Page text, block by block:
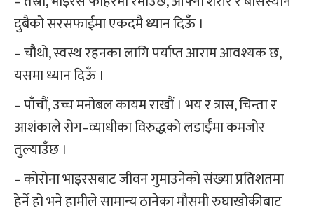
दुबैको सरसफाईमा एकदमै ध्यान दिऊँ ।
– चौथो, स्वस्थ रहनका लागि पर्याप्त आराम आवश्यक छ,
यसमा ध्यान दिऊँ ।
– पाँचौं, उच्च मनोबल कायम राखौं । भय र त्रास, चिन्ता र
आशंकाले रोग–व्याधीका विरुद्धको लडाईँमा कमजोर
तुल्याउँछ ।
– कोरोना भाइरसबाट जीवन गुमाउनेको संख्या प्रतिशतमा
हेर्ने हो भने हामीले सामान्य ठानेका मौसमी रुघाखोकीबाट